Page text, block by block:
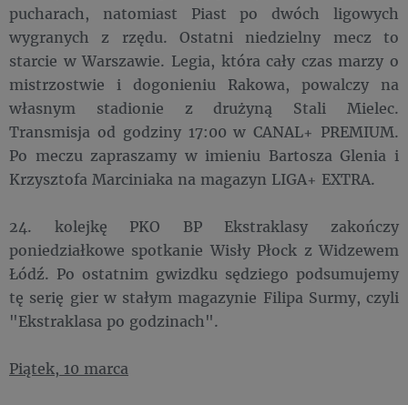
pucharach, natomiast Piast po dwóch ligowych
wygranych z rzędu. Ostatni niedzielny mecz to
starcie w Warszawie. Legia, która cały czas marzy o
mistrzostwie i dogonieniu Rakowa, powalczy na
własnym stadionie z drużyną Stali Mielec.
Transmisja od godziny 17:00 w CANAL+ PREMIUM.
Po meczu zapraszamy w imieniu Bartosza Glenia i
Krzysztofa Marciniaka na magazyn LIGA+ EXTRA.
24. kolejkę PKO BP Ekstraklasy zakończy
poniedziałkowe spotkanie Wisły Płock z Widzewem
Łódź. Po ostatnim gwizdku sędziego podsumujemy
tę serię gier w stałym magazynie Filipa Surmy, czyli
"Ekstraklasa po godzinach".
Piątek, 10 marca